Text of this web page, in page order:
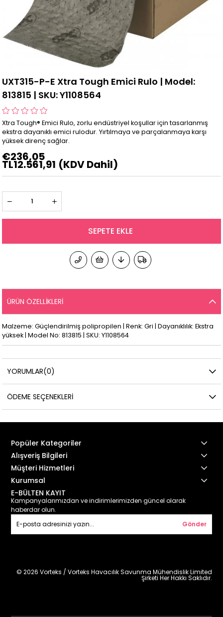
UXT315-P-E Xtra Tough Emici Rulo | Model:
813815 | SKU: Y1108564
Xtra Tough® Emici Rulo, zorlu endüstriyel koşullar için tasarlanmış
ekstra dayanıklı emici rulodur. Yırtılmaya ve parçalanmaya karşı
yüksek direnç sağlar.
€236,05
TL12.561,91 (KDV Dahil)
ÜRÜN ÖZELLIKLERI
Malzeme: Güçlendirilmiş polipropilen | Renk: Gri | Dayanıklılık: Ekstra
yüksek | Model No: 813815 | SKU: Y1108564
YORUMLAR(0)
ÖDEME SEÇENEKLERI
Popüler Kategoriler
Alışveriş Bilgileri
Müşteri Hizmetleri
Kurumsal
E-BÜLTEN KAYIT
Kampanyalarımızdan ve indirimlerimizden güncel olarak
haberdar olun.
Gönder
© 2026 Vorteks / Vorteks Havacılık Savunma Mühendislik Limited
Şirketi Her Hakkı Saklıdır.